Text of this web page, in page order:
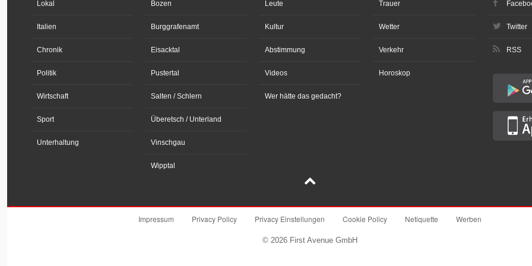
Lokal
Italien
Chronik
Politik
Wirtschaft
Sport
Unterhaltung
Bozen
Burggrafenamt
Eisacktal
Pustertal
Salten / Schlern
Überetsch / Unterland
Vinschgau
Wipptal
Leute
Kultur
Abstimmung
Videos
Wer hätte das gedacht?
Trauer
Wetter
Verkehr
Horoskop
Twitter
RSS
Impressum Privacy Policy Privacy Einstellungen Cookie Policy Netiquette Werben
© 2026 First Avenue GmbH